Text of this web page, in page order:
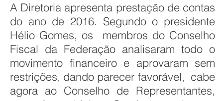
A Diretoria apresenta prestação de contas
do ano de 2016. Segundo o presidente
Hélio Gomes, os membros do Conselho
Fiscal da Federação analisaram todo o
movimento financeiro e aprovaram sem
restrições, dando parecer favorável, cabe
agora ao Conselho de Representantes,